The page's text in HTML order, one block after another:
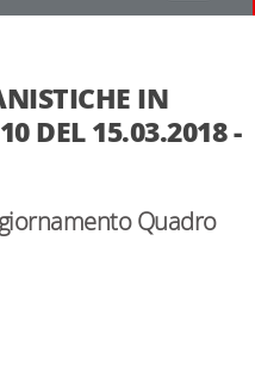
IN
DEL 15.03.2018 -
Quadro